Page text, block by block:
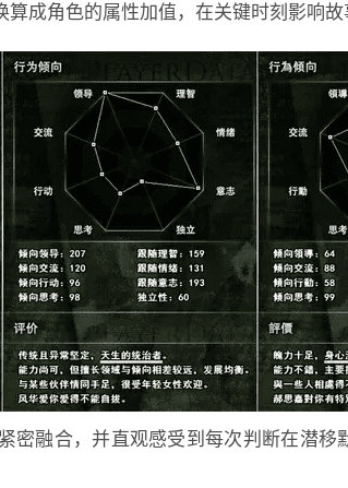
成角色的属性加值，在关键时刻影响故
密融合，并直观感受到每次判断在潜移